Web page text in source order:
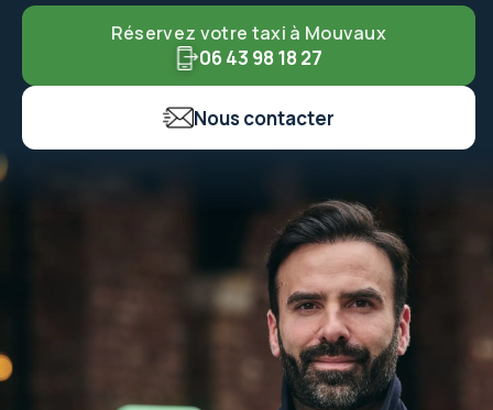
Réservez votre taxi à Mouvaux
06 43 98 18 27
Nous contacter